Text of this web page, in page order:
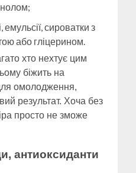
емульсії, сироватки з
або гліцерином.
хто нехтує цим
біжить на
омолодження,
результат. Хоча без
просто не зможе
антиоксиданти